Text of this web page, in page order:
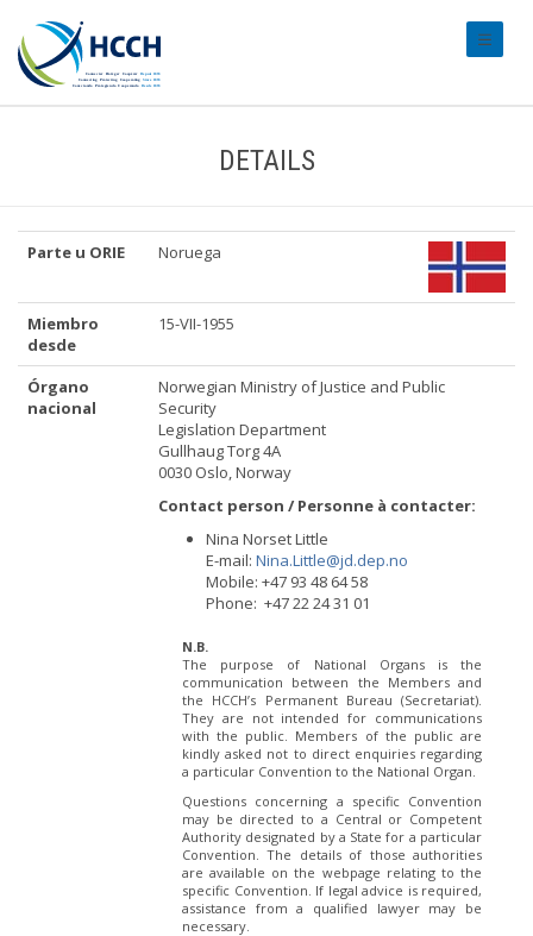
DETAILS
Parte u ORIE Noruega
Miembro
desde
15-VII-1955
Órgano
nacional
Norwegian Ministry of Justice and Public
Security
Legislation Department
Gullhaug Torg 4A
0030 Oslo, Norway
Contact person / Personne à contacter:
Nina Norset Little
E-mail: Nina.Little@jd.dep.no
Mobile: +47 93 48 64 58
Phone: +47 22 24 31 01
N.B.
The purpose of National Organs is the
communication between the Members and
the HCCH’s Permanent Bureau (Secretariat).
They are not intended for communications
with the public. Members of the public are
kindly asked not to direct enquiries regarding
a particular Convention to the National Organ.
Questions concerning a specific Convention
may be directed to a Central or Competent
Authority designated by a State for a particular
Convention. The details of those authorities
are available on the webpage relating to the
specific Convention. If legal advice is required,
assistance from a qualified lawyer may be
necessary.